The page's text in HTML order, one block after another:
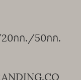
กก./50กก.